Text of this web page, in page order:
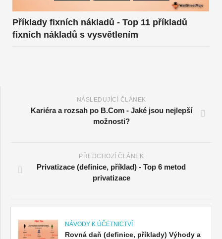
Příklady fixních nákladů - Top 11 příkladů
fixních nákladů s vysvětlením
NÁSLEDUJÍCÍ ČLÁNEK
Kariéra a rozsah po B.Com - Jaké jsou nejlepší
možnosti?
PŘEDCHOZÍ ČLÁNEK
Privatizace (definice, příklad) - Top 6 metod
privatizace
NÁVODY K ÚČETNICTVÍ
Rovná daň (definice, příklady) Výhody a